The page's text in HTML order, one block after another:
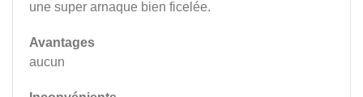
une super arnaque bien ficelée.
Avantages
aucun